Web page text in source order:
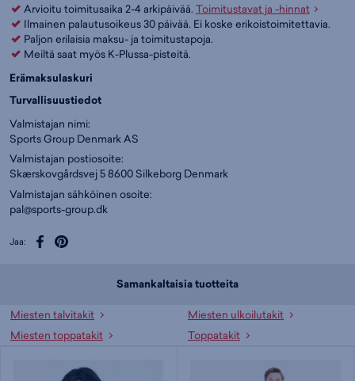
Arvioitu toimitusaika 2-4 arkipäivää. Toimitustavat ja -hinnat
Ilmainen palautusoikeus 30 päivää. Ei koske erikoistoimitettavia.
Paljon erilaisia maksu- ja toimitustapoja.
Meiltä saat myös K-Plussa-pisteitä.
Erämaksulaskuri
Turvallisuustiedot
Valmistajan nimi:
Sports Group Denmark AS
Valmistajan postiosoite:
Skærskovgårdsvej 5 8600 Silkeborg Denmark
Valmistajan sähköinen osoite:
pal@sports-group.dk
Jaa:
Samankaltaisia tuotteita
Miesten talvitakit
Miesten ulkoilutakit
Miesten toppatakit
Toppatakit